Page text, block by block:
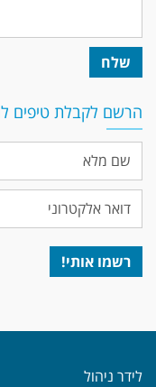
הרשם לקבלת טיפים
לידר ניהול